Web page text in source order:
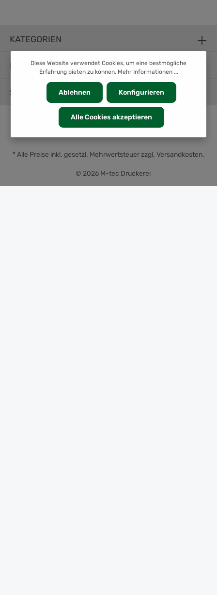
KATEGORIEN
INFORMATION
SERVICE
© 2026 M-tec Druckerei
* Alle Preise inkl. gesetzl. Mehrwertsteuer zzgl. Versandkosten.
Diese Website verwendet Cookies, um eine bestmögliche
Erfahrung bieten zu können. Mehr Informationen ...
Ablehnen Konfigurieren
Alle Cookies akzeptieren